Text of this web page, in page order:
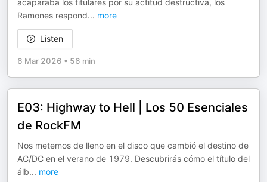
acaparaba los titulares por su actitud destructiva, los
Ramones respond... more
Listen
6 Mar 2026 • 56 min
E03: Highway to Hell | Los 50 Esenciales
de RockFM
Nos metemos de lleno en el disco que cambió el destino de
AC/DC en el verano de 1979. Descubrirás cómo el título del
álb... more